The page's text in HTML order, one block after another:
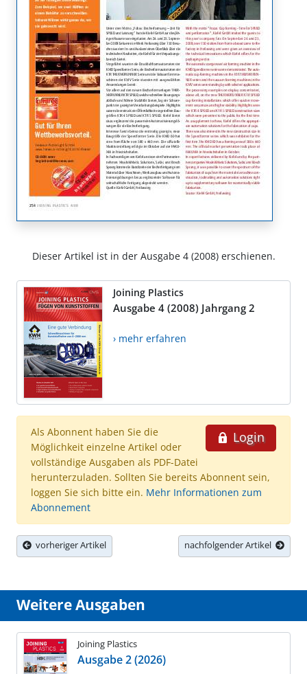
Dieser Artikel ist in der Ausgabe 4 (2008) erschienen.
Joining Plastics
Ausgabe 4 (2008) Jahrgang 2
› mehr erfahren
Login
Als Abonnent haben Sie die
Möglichkeit einzelne Artikel oder
vollständige Ausgaben als PDF-Datei
herunterzuladen. Sollten Sie bereits Abonnent sein,
loggen Sie sich bitte ein. Mehr Informationen zum
Abonnement
vorheriger Artikel nachfolgender Artikel
Weitere Ausgaben
Joining Plastics
Ausgabe 2 (2026)